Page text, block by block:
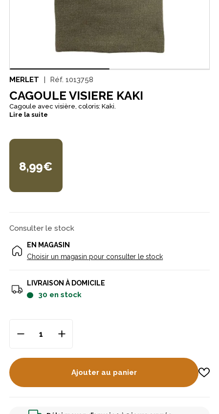
MERLET Réf. 1013758
CAGOULE VISIERE KAKI
Cagoule avec visière, coloris: Kaki.
Lire la suite
8,99€
Consulter le stock
EN MAGASIN
Choisir un magasin pour consulter le stock
LIVRAISON À DOMICILE
30 en stock
Ajouter au panier